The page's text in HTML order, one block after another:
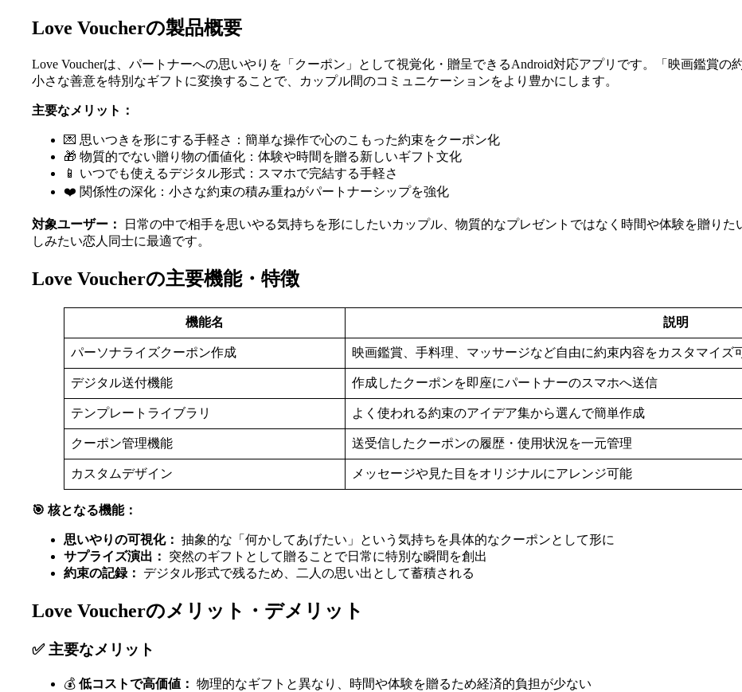
Love Voucherの製品概要
Love Voucherは、パートナーへの思いやりを「クーポン」として視覚化・贈呈できるAndroid対応アプリです。「映画鑑賞
小さな善意を特別なギフトに変換することで、カップル間のコミュニケーションをより豊かにします。
主要なメリット：
💌 思いつきを形にする手軽さ：簡単な操作で心のこもった約束をクーポン化
🎁 物質的でない贈り物の価値化：体験や時間を贈る新しいギフト文化
📱 いつでも使えるデジタル形式：スマホで完結する手軽さ
❤️ 関係性の深化：小さな約束の積み重ねがパートナーシップを強化
対象ユーザー：
日常の中で相手を思いやる気持ちを形にしたいカップル、物質的なプレゼントではなく時間や体験を贈り
しみたい恋人同士に最適です。
Love Voucherの主要機能・特徴
機能名 説明
パーソナライズクーポン作成 映画鑑賞、手料理、マッサージなど自由に約束内容をカスタマイズ
デジタル送付機能 作成したクーポンを即座にパートナーのスマホへ送信
テンプレートライブラリ よく使われる約束のアイデア集から選んで簡単作成
クーポン管理機能 送受信したクーポンの履歴・使用状況を一元管理
カスタムデザイン メッセージや見た目をオリジナルにアレンジ可能
🎯 核となる機能：
思いやりの可視化： 抽象的な「何かしてあげたい」という気持ちを具体的なクーポンとして形に
サプライズ演出：
突然のギフトとして贈ることで日常に特別な瞬間を創出
約束の記録：
デジタル形式で残るため、二人の思い出として蓄積される
Love Voucherのメリット・デメリット
✅ 主要なメリット
💰 低コストで高価値： 物理的なギフトと異なり、時間や体験を贈るため経済的負担が少ない